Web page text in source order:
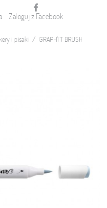
Zaloguj z Facebook
i pisaki
GRAPH'IT BRUSH